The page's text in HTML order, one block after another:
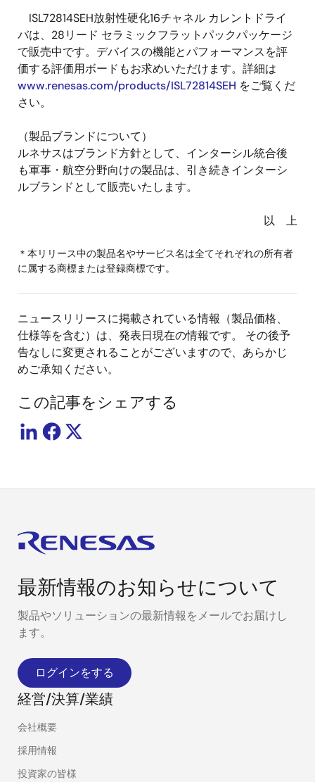
ISL72814SEH放射性硬化16チャネル カレントドライ
バは、28リード セラミックフラットパックパッケージ
で販売中です。デバイスの機能とパフォーマンスを評
価する評価用ボードもお求めいただけます。詳細は
www.renesas.com/products/ISL72814SEH をご覧くだ
さい。
（製品ブランドについて）
ルネサスはブランド方針として、インターシル統合後
も軍事・航空分野向けの製品は、引き続きインターシ
ルブランドとして販売いたします。
以 上
＊本リリース中の製品名やサービス名は全てそれぞれの所有者
に属する商標または登録商標です。
ニュースリリースに掲載されている情報（製品価格、
仕様等を含む）は、発表日現在の情報です。 その後予
告なしに変更されることがございますので、あらかじ
めご承知ください。
この記事をシェアする
最新情報のお知らせについて
製品やソリューションの最新情報をメールでお届けし
ます。
ログインをする
経営/決算/業績
会社概要
採用情報
投資家の皆様